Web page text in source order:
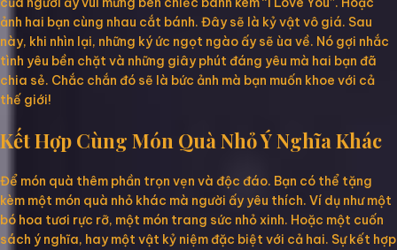
ảnh hai bạn cùng nhau cắt bánh. Đây sẽ là kỷ vật vô giá. Sau
này, khi nhìn lại, những ký ức ngọt ngào ấy sẽ ùa về. Nó gợi nhắc
tình yêu bền chặt và những giây phút đáng yêu mà hai bạn đã
chia sẻ. Chắc chắn đó sẽ là bức ảnh mà bạn muốn khoe với cả
thế giới!
Kết Hợp Cùng Món Quà Nhỏ Ý Nghĩa Khác
Để món quà thêm phần trọn vẹn và độc đáo. Bạn có thể tặng
kèm một món quà nhỏ khác mà người ấy yêu thích. Ví dụ như một
bó hoa tươi rực rỡ, một món trang sức nhỏ xinh. Hoặc một cuốn
sách ý nghĩa, hay một vật kỷ niệm đặc biệt với cả hai. Sự kết hợp